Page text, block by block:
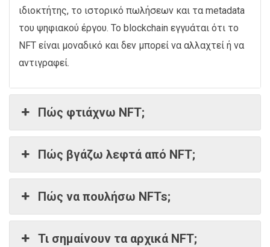
ιδιοκτήτης, το ιστορικό πωλήσεων και τα metadata
του ψηφιακού έργου. Το blockchain εγγυάται ότι το
NFT είναι μοναδικό και δεν μπορεί να αλλαχτεί ή να
αντιγραφεί.
Πώς φτιάχνω NFT;
Πώς βγάζω λεφτά από NFT;
Πώς να πουλήσω NFTs;
Τι σημαίνουν τα αρχικά NFT;